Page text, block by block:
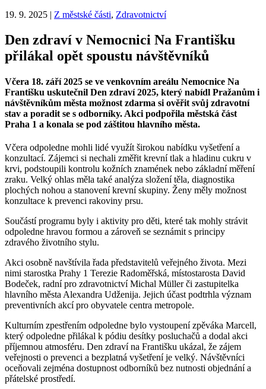
19. 9. 2025 | Z městské části, Zdravotnictví
Den zdraví v Nemocnici Na Františku
přilákal opět spoustu návštěvníků
Včera 18. září 2025 se ve venkovním areálu Nemocnice Na
Františku uskutečnil Den zdraví 2025, který nabídl Pražanům i
návštěvníkům města možnost zdarma si ověřit svůj zdravotní
stav a poradit se s odborníky. Akci podpořila městská část
Praha 1 a konala se pod záštitou hlavního města.
Včera odpoledne mohli lidé využít širokou nabídku vyšetření a
konzultací. Zájemci si nechali změřit krevní tlak a hladinu cukru v
krvi, podstoupili kontrolu kožních znamének nebo základní měření
zraku. Velký ohlas měla také analýza složení těla, diagnostika
plochých nohou a stanovení krevní skupiny. Ženy měly možnost
konzultace k prevenci rakoviny prsu.
Součástí programu byly i aktivity pro děti, které tak mohly strávit
odpoledne hravou formou a zároveň se seznámit s principy
zdravého životního stylu.
Akci osobně navštívila řada představitelů veřejného života. Mezi
nimi starostka Prahy 1 Terezie Radoměřská, místostarosta David
Bodeček, radní pro zdravotnictví Michal Müller či zastupitelka
hlavního města Alexandra Udženija. Jejich účast podtrhla význam
preventivních akcí pro obyvatele centra metropole.
Kulturním zpestřením odpoledne bylo vystoupení zpěváka Marcell,
který odpoledne přilákal k pódiu desítky posluchačů a dodal akci
příjemnou atmosféru. Den zdraví na Františku ukázal, že zájem
veřejnosti o prevenci a bezplatná vyšetření je velký. Návštěvníci
oceňovali zejména dostupnost odborníků bez nutnosti objednání a
přátelské prostředí.